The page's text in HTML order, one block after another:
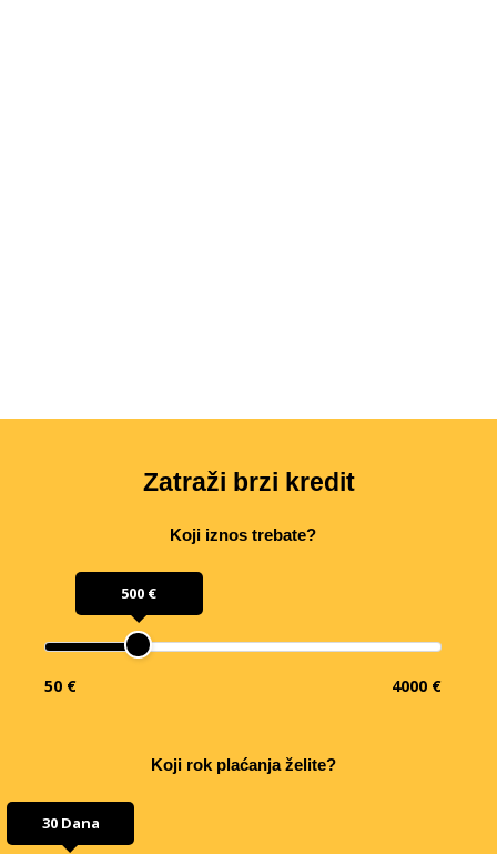
Zatraži brzi kredit
Koji iznos trebate?
500 €
50 € 4000 €
Koji rok plaćanja želite?
30 Dana